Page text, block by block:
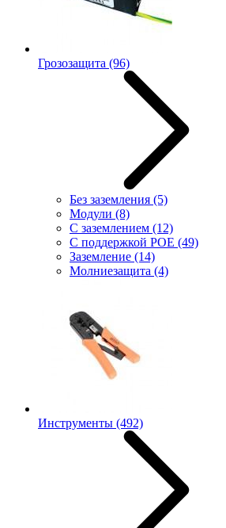
Грозозащита (96)
Без заземления (5)
Модули (8)
С заземлением (12)
С поддержкой POE (49)
Заземление (14)
Молниезащита (4)
Инструменты (492)